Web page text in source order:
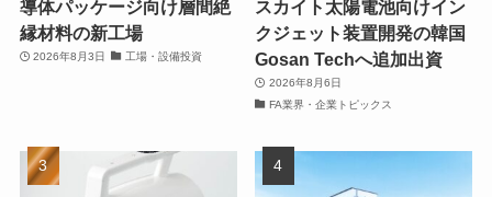
導体パッケージ向け層間絶
縁材料の新工場
2026年8月3日 工場・設備投資
スカイト太陽電池向けイン
クジェット装置開発の韓国
Gosan Techへ追加出資
2026年8月6日
FA業界・企業トピックス